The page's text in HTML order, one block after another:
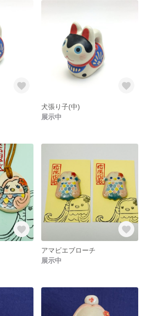
犬張り子(中)
展示中
アマビエブローチ
展示中